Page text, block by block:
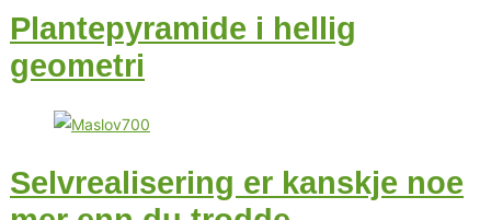
Plantepyramide i hellig
geometri
Selvrealisering er kanskje noe